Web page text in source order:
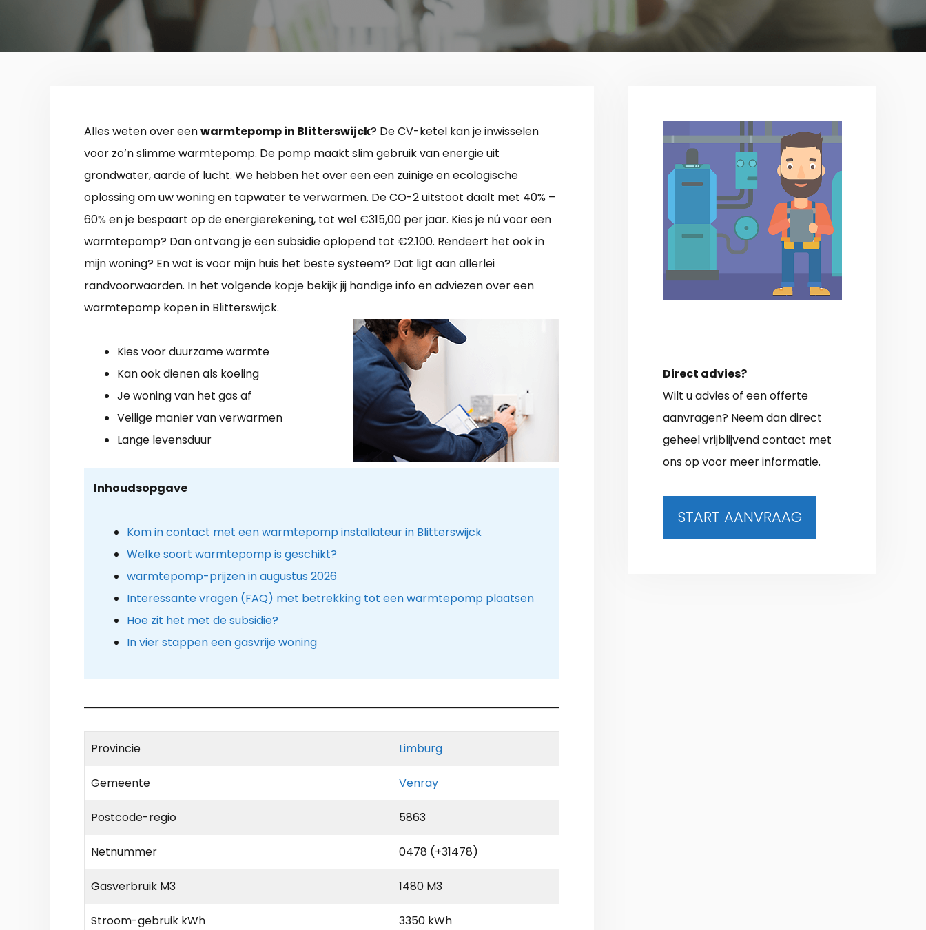
Alles weten over eenwarmtepomp in Blitterswijck? De CV-ketel kan je inwisselen
voor zo’n slimme warmtepomp. De pomp maakt slim gebruik van energie uit
grondwater, aarde of lucht. We hebben het over een een zuinige en ecologische
oplossing om uw woning en tapwater te verwarmen. De CO-2 uitstoot daalt met 40% –
60% en je bespaart op de energierekening, tot wel €315,00 per jaar. Kies je nú voor een
warmtepomp? Dan ontvang je een subsidie oplopend tot €2.100. Rendeert het ook in
mijn woning? En wat is voor mijn huis het beste systeem? Dat ligt aan allerlei
randvoorwaarden. In het volgende kopje bekijk jij handige info en adviezen over een
warmtepomp kopen in Blitterswijck.
Kies voor duurzame warmte
Kan ook dienen als koeling
Je woning van het gas af
Veilige manier van verwarmen
Lange levensduur
Inhoudsopgave
Kom in contact met een warmtepomp installateur in Blitterswijck
Welke soort warmtepomp is geschikt?
warmtepomp-prijzen in augustus 2026
Interessante vragen (FAQ) met betrekking tot een warmtepomp plaatsen
Hoe zit het met de subsidie?
In vier stappen een gasvrije woning
Provincie Limburg
Gemeente Venray
Postcode-regio 5863
Netnummer 0478 (+31478)
Gasverbruik M3 1480 M3
Stroom-gebruik kWh 3350 kWh
Direct advies?
Wilt u advies of een offerte
aanvragen? Neem dan direct
geheel vrijblijvend contact met
ons op voor meer informatie.
START AANVRAAG